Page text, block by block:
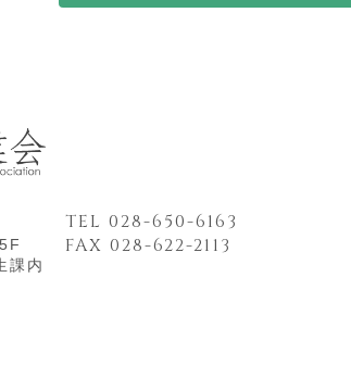
課内
TEL 028-650-6163
FAX 028-622-2113